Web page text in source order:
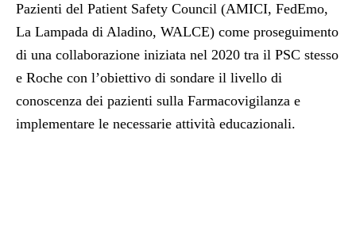
Pazienti del Patient Safety Council (AMICI, FedEmo,
La Lampada di Aladino, WALCE) come proseguimento
di una collaborazione iniziata nel 2020 tra il PSC stesso
e Roche con l’obiettivo di sondare il livello di
conoscenza dei pazienti sulla Farmacovigilanza e
implementare le necessarie attività educazionali.